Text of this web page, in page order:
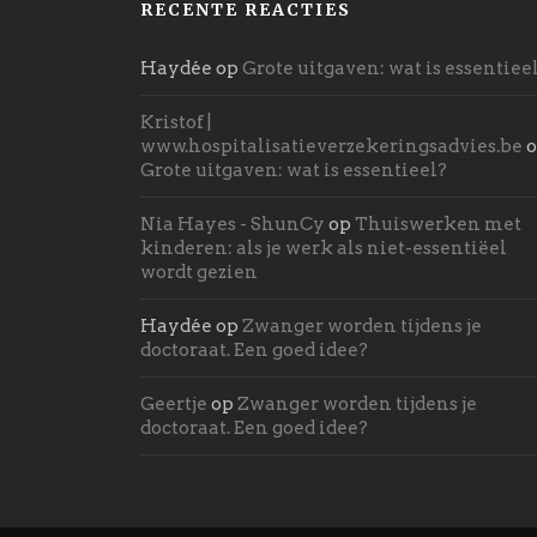
RECENTE REACTIES
Haydée op Grote uitgaven: wat is
Kristof |
www.hospitalisatieverzekeringsadvies.be
Grote uitgaven: wat is essentieel?
Nia Hayes - ShunCy op Thuiswerken met
kinderen: als je werk als niet-essentiëel
wordt gezien
Haydée op Zwanger worden tijdens je
doctoraat. Een goed idee?
Geertje op Zwanger worden tijdens je
doctoraat. Een goed idee?